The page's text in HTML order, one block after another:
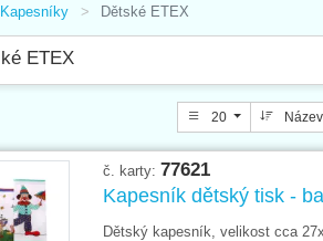
Kapesníky Dětské ETEX
ETEX
20
č. karty: 77621
Kapesník dětský tisk -
Dětský kapesník, velikost cca